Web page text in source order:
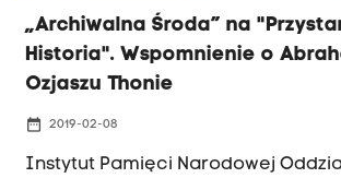
„Archiwalna Środa” na
Historia". Wspomnienie o
Ozjaszu Thonie
date_range 2019-02-08
Instytut Pamięci Narodowej